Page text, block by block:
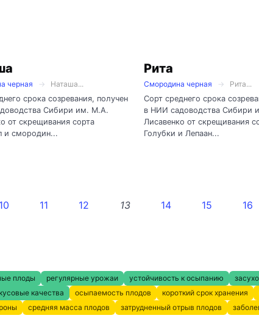
черная
Наташа...
срока созревания, получен
Сибири им. М.А.
от скрещивания сорта
и смородин...
Рита
Смородина черная
Рита...
Сорт среднего срока
в НИИ садоводства Сибири
Лисавенко от скрещивания
Голубки и Лепаан...
10 11 12 13 14 15 16
плоды регулярные урожаи устойчивость к осыпанию
качества осыпаемость плодов короткий срок хранения
средняя масса плодов затрудненный отрыв плодов